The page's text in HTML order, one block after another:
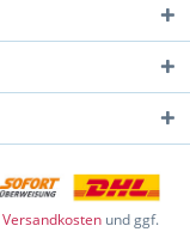
Versandkosten und ggf.